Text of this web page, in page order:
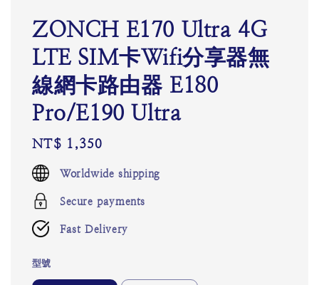
ZONCH E170 Ultra 4G
LTE SIM卡Wifi分享器無
線網卡路由器 E180
Pro/E190 Ultra
Regular
price
NT$ 1,350
Worldwide shipping
Secure payments
Fast Delivery
型號